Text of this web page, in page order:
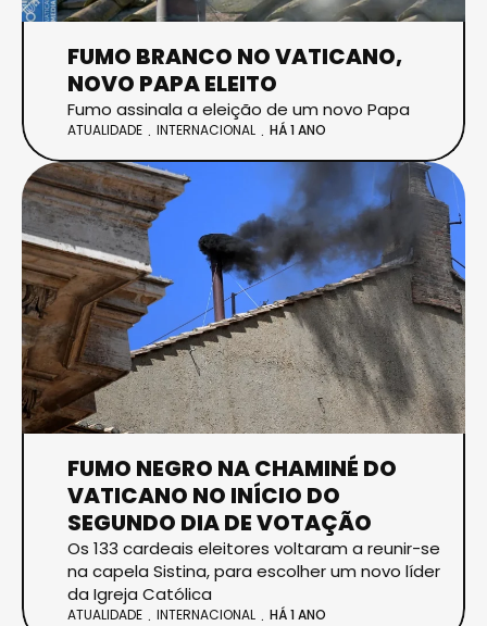
FUMO BRANCO NO VATICANO,
NOVO PAPA ELEITO
Fumo assinala a eleição de um novo Papa
ATUALIDADE INTERNACIONAL HÁ 1 ANO
FUMO NEGRO NA CHAMINÉ DO
VATICANO NO INÍCIO DO
SEGUNDO DIA DE VOTAÇÃO
Os 133 cardeais eleitores voltaram a reunir-se
na capela Sistina, para escolher um novo líder
da Igreja Católica
ATUALIDADE INTERNACIONAL HÁ 1 ANO